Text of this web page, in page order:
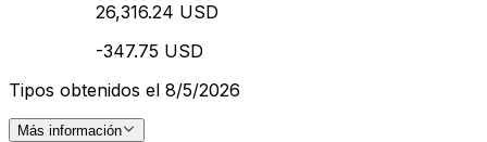
26,316.24 USD
-347.75 USD
Tipos obtenidos el 8/5/2026
Más información